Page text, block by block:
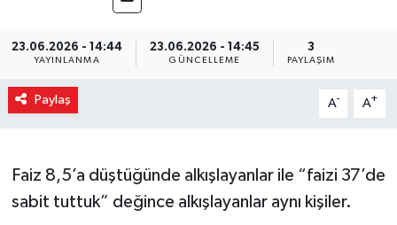
23.06.2026 - 14:44
YAYINLANMA
23.06.2026 - 14:45
GÜNCELLEME
3
PAYLAŞIM
Paylaş A- A+
Faiz 8,5’a düştüğünde alkışlayanlar ile “faizi 37’de
sabit tuttuk” değince alkışlayanlar aynı kişiler.